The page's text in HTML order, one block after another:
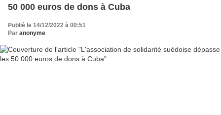
50 000 euros de dons à Cuba
Publié le 14/12/2022 à 00:51
Par anonyme